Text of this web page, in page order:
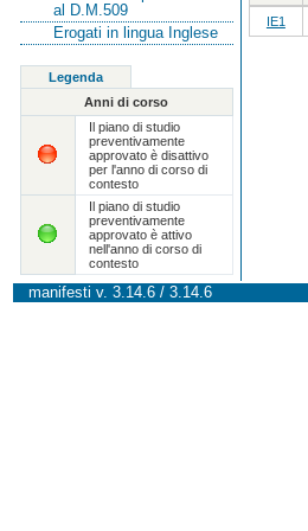
al D.M.509
Erogati in lingua Inglese
Legenda
Anni di corso
Il piano di studio
preventivamente
approvato è disattivo
per l'anno di corso di
contesto
Il piano di studio
preventivamente
approvato è attivo
nell'anno di corso di
contesto
IE1
manifesti v. 3.14.6 / 3.14.6